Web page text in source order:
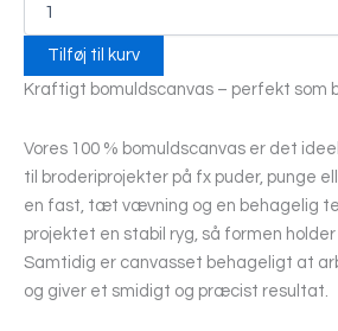
Tilføj til kurv
Kraftigt bomulds­canvas – perfekt som
Vores 100 % bomulds­canvas er det
til broderiprojekter på fx puder, punge
en fast, tæt vævning og en behagelig
projektet en stabil ryg, så formen
Samtidig er canvasset behageligt at
og giver et smidigt og præcist resultat.